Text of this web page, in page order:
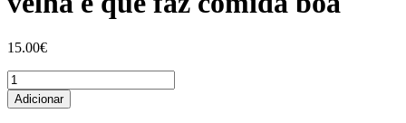
15.00€
Quantidade
de
Avental
Adicionar